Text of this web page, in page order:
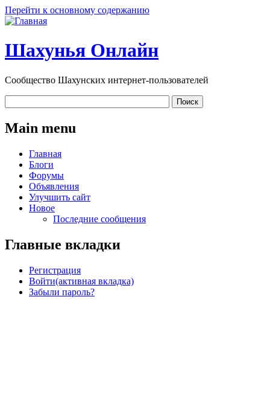
Перейти к основному содержанию
Шахунья Онлайн
Сообщество Шахунских интернет-пользователей
Main menu
Главная
Блоги
Форумы
Объявления
Улучшить сайт
Новое
Последние сообщения
Главные вкладки
Регистрация
Войти(активная вкладка)
Забыли пароль?